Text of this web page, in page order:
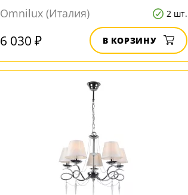
Omnilux (Италия)
2 шт.
6 030 ₽ В КОРЗИНУ